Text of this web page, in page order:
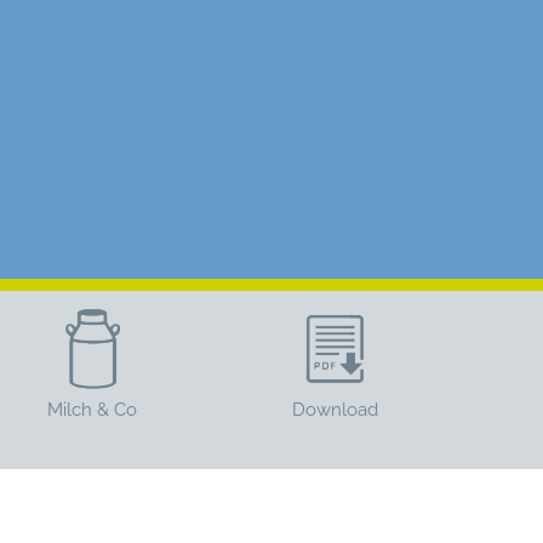
Milch & Co Download